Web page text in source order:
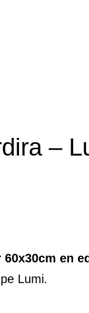
–
60x30cm en
Lumi.